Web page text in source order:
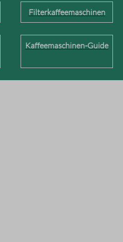
Filterkaffeemaschinen
Kaffeemaschinen-Guide